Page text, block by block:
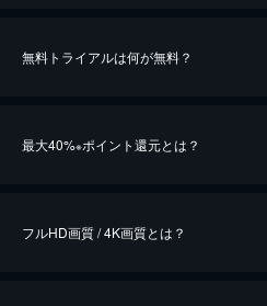
無料トライアルは何が無料？
最大40%※ポイント還元とは？
フルHD画質 / 4K画質とは？